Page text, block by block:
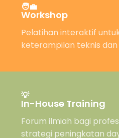
🧑‍💼
Workshop
Pelatihan interaktif
keterampilan teknis
💡
In-House Training
Forum ilmiah bagi
strategi peningkatan